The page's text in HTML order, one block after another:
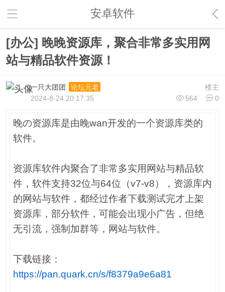
安卓软件
[办公] 晚晚资源库，聚合非常多实用网
站与精品软件资源！
楼主
一只大团团
论坛元老
564
0
2024-8-24 20:17:35
晚の资源库是由晚wan开发的一个资源库类的
软件。
资源库软件内聚合了非常多实用网站与精品软
件，软件支持32位与64位（v7-v8），资源库内
的网站与软件，都经过作者下载测试完才上架
资源库，部分软件，可能会出现小广告，但绝
无引流，强制加群等，网站与软件。
下载链接：
https://pan.quark.cn/s/f8379a9e6a81